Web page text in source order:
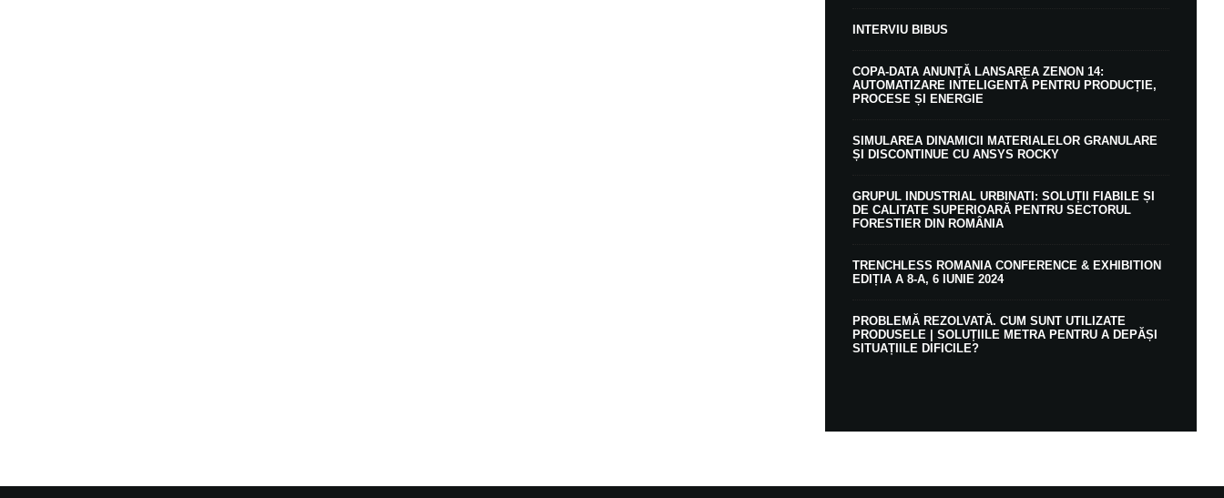
INTERVIU BIBUS
COPA-DATA ANUNȚĂ LANSAREA ZENON 14:
AUTOMATIZARE INTELIGENTĂ PENTRU PRODUCȚIE,
PROCESE ȘI ENERGIE
SIMULAREA DINAMICII MATERIALELOR GRANULARE
ȘI DISCONTINUE CU ANSYS ROCKY
GRUPUL INDUSTRIAL URBINATI: SOLUȚII FIABILE ȘI
DE CALITATE SUPERIOARĂ PENTRU SECTORUL
FORESTIER DIN ROMÂNIA
TRENCHLESS ROMANIA CONFERENCE & EXHIBITION
EDIȚIA A 8-A, 6 IUNIE 2024
PROBLEMĂ REZOLVATĂ. CUM SUNT UTILIZATE
PRODUSELE | SOLUȚIILE METRA PENTRU A DEPĂȘI
SITUAȚIILE DIFICILE?